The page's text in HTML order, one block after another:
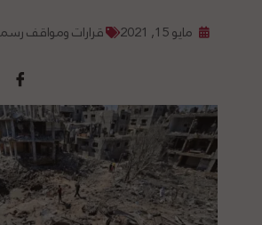
مايو 15, 2021 قرارات ومواقف